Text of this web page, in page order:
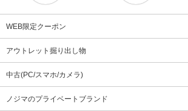
WEB限定クーポン
アウトレット掘り出し物
中古(PC/スマホ/カメラ)
ノジマのプライベートブランド